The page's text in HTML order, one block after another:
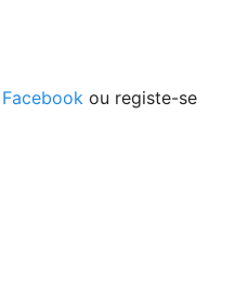
Facebook ou registe-se